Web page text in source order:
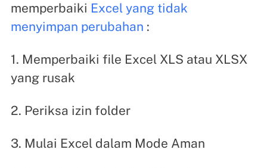
memperbaiki Excel yang tidak
menyimpan perubahan :
1. Memperbaiki file Excel XLS atau XLSX
yang rusak
2. Periksa izin folder
3. Mulai Excel dalam Mode Aman